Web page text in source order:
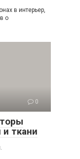
в интерьер,
о
0
ткани